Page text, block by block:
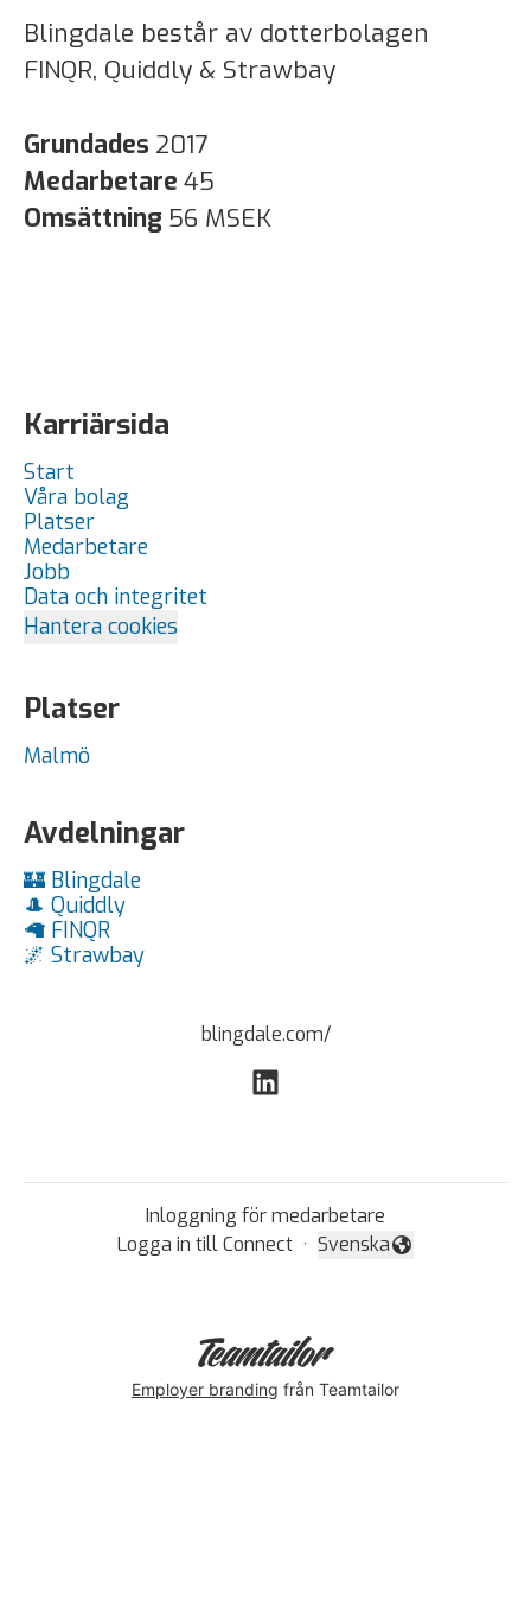
Blingdale består av dotterbolagen
FINQR, Quiddly & Strawbay
Grundades 2017
Medarbetare 45
Omsättning 56 MSEK
Karriärsida
Start
Våra bolag
Platser
Medarbetare
Jobb
Data och integritet
Hantera cookies
Platser
Malmö
Avdelningar
🏰 Blingdale
🎩 Quiddly
🦙 FINQR
🌌 Strawbay
blingdale.com/
Inloggning för medarbetare
Logga in till Connect · Byt språk
Svenska
Employer branding från Teamtailor